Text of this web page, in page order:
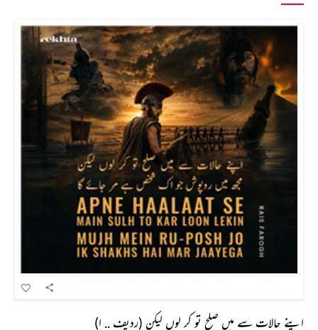
اپنے حالات سے میں صلح تو کر لوں لیکن (ردیف .. ا)